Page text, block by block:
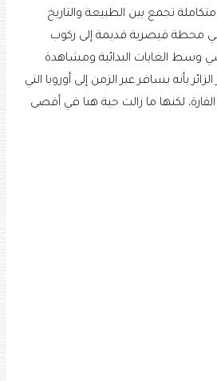
تجمع بين الطبيعة والتاريخ
في محطة قيصرية قديمة إلى ركوب
وسط الغابات البدائية ومشاهدة
بأنه يسافر عبر الزمن إلى أوروبا التي
لكنها ما زالت حية هنا في أقصى